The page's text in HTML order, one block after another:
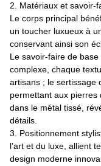
2. Matériaux et savoir-
Le corps principal
un toucher luxueux à
conservant ainsi son
Le savoir-faire de
complexe, chaque
artisans ; le sertissage
permettant aux
dans le métal tissé,
détails.
3. Positionnement
l’art et du luxe, allient
design moderne